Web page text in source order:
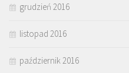
grudzień 2016
listopad 2016
październik 2016